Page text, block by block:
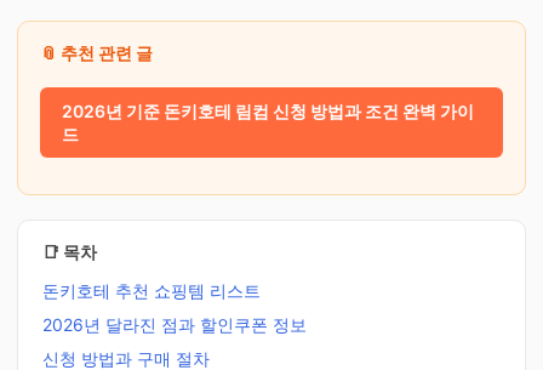
📎 추천 관련 글
2026년 기준 돈키호테 림컴 신청 방법과 조건 완벽 가이
드
📑 목차
돈키호테 추천 쇼핑템 리스트
2026년 달라진 점과 할인쿠폰 정보
신청 방법과 구매 절차